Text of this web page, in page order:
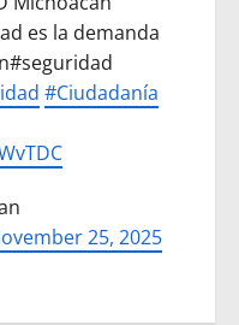
es la demanda
#Ciudadanía
25, 2025